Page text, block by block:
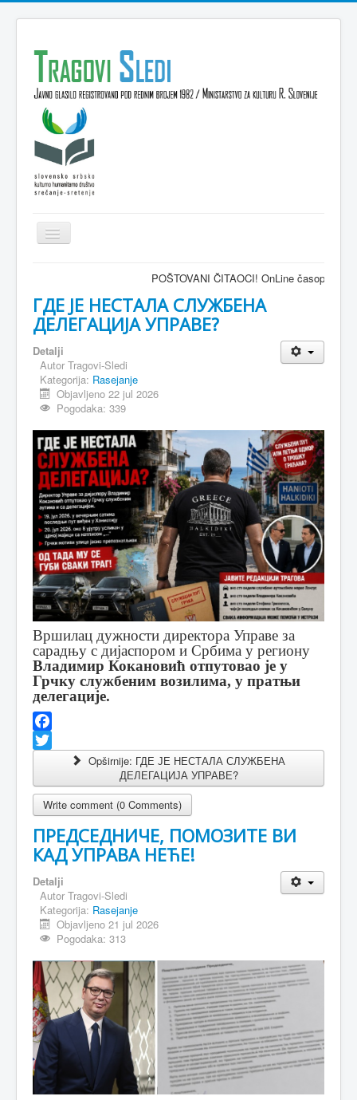
Isključi
navigaciju
VESTI
KULTURA
INTERVJU
MAGAZIN
FELJTON
SPORT
PISMA ČITALACA
IMPRESUM
POŠTOVANI ČITAOCI! OnLine časopis
ГДЕ ЈЕ НЕСТАЛА СЛУЖБЕНА
ДЕЛЕГАЦИЈА УПРАВЕ?
Detalji
Autor Tragovi-Sledi
Kategorija: Rasejanje
Objavljeno 22 jul 2026
Pogodaka: 339
Вршилац дужности директора Управе за
сарадњу с дијаспором и Србима у региону
Владимир Кокановић отпутовао је у
Грчку службеним возилима, у пратњи
делегације.
Facebook
Opširnije: ГДЕ ЈЕ НЕСТАЛА СЛУЖБЕНА
ДЕЛЕГАЦИЈА УПРАВЕ?
Write comment (0 Comments)
ПРЕДСЕДНИЧЕ, ПОМОЗИТЕ ВИ
КАД УПРАВА НЕЋЕ!
Detalji
Autor Tragovi-Sledi
Kategorija: Rasejanje
Objavljeno 21 jul 2026
Pogodaka: 313